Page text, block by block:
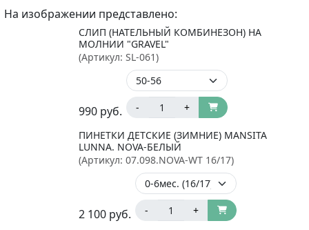
На изображении представлено:
СЛИП (НАТЕЛЬНЫЙ КОМБИНЕЗОН) НА
МОЛНИИ "GRAVEL"
(Артикул: SL-061)
990 руб. - +
ПИНЕТКИ ДЕТСКИЕ (ЗИМНИЕ) MANSITA
LUNNA. NOVA-БЕЛЫЙ
(Артикул: 07.098.NOVA-WT 16/17)
2 100 руб. - +